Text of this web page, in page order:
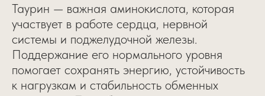
Таурин — важная аминокислота, которая
участвует в работе сердца, нервной
системы и поджелудочной железы.
Поддержание его нормального уровня
помогает сохранять энергию, устойчивость
к нагрузкам и стабильность обменных